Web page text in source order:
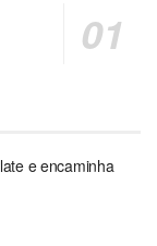
e encaminha